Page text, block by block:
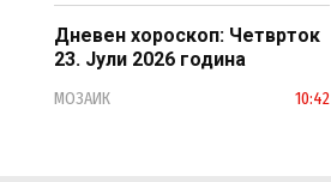
Дневен хороскоп: Четврток
23. Јули 2026 година
МОЗАИК 10:42